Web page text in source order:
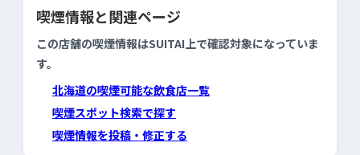
喫煙情報と関連ページ
この店舗の喫煙情報はSUITAI上で確認対象になっていま
す。
北海道の喫煙可能な飲食店一覧
喫煙スポット検索で探す
喫煙情報を投稿・修正する